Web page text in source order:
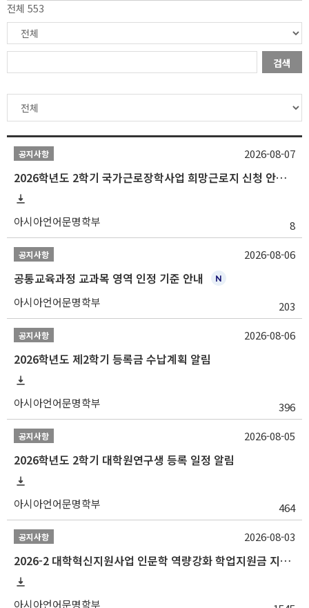
전체 553
검색
공지사항
2026학년도 2학기 국가근로장학사업 희망근로지 신청 안내
아시아언어문명학부 8
2026-08-07
공지사항
공통교육과정 교과목 영역 인정 기준 안내
아시아언어문명학부 203
2026-08-06
공지사항
2026학년도 제2학기 등록금 수납계획 알림
아시아언어문명학부 396
2026-08-06
공지사항
2026학년도 2학기 대학원연구생 등록 일정 알림
아시아언어문명학부 464
2026-08-05
공지사항
2026-2 대학혁신지원사업 인문학 역량강화 학업지원금 지원 선발 안내 (학/석/박사)
아시아언어문명학부
2026-08-03